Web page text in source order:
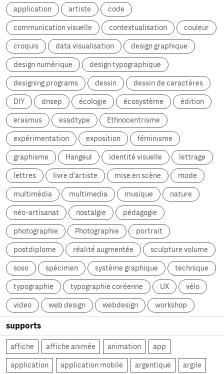
application artiste code
communication visuelle contextualisation couleur
croquis data visualisation design graphique
design numérique design typographique
designing programs dessin dessin de caractères
DIY dnsep écologie écosystème édition
erasmus esadtype Ethnocentrisme
expérimentation exposition féminisme
graphisme Hangeul identité visuelle lettrage
lettres livre d'artiste mise en scène mode
multimédia multimedia musique nature
néo-artisanat nostalgie pédagogie
photographie Photographie portrait
postdiplome réalité augmentée sculpture volume
soso spécimen système graphique technique
typographie typographie coréenne UX vélo
video web design webdesign workshop
supports
affiche affiche animée animation app
application application mobile argentique argile